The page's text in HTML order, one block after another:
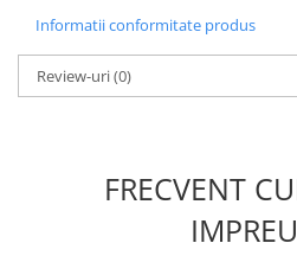
Lancia
Land Rover
Informatii conformitate produs
Review-uri(0)
FRECVENT